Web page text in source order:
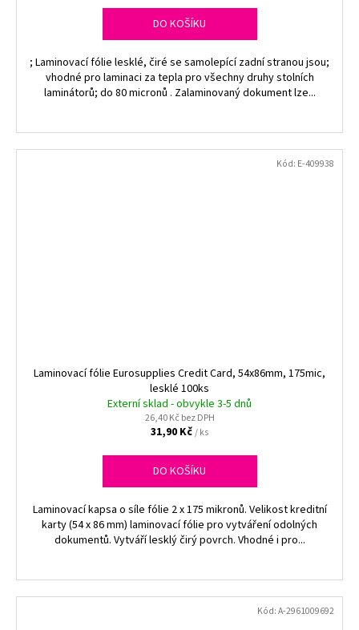
DO KOŠÍKU
; Laminovací fólie lesklé, čiré se samolepící zadní stranou jsou;
vhodné pro laminaci za tepla pro všechny druhy stolních
laminátorů; do 80 micronů . Zalaminovaný dokument lze...
Laminovací fólie Eurosupplies Credit Card, 54x86mm, 175mic,
lesklé 100ks
Externí sklad - obvykle 3-5 dnů
26,40 Kč bez DPH
31,90 Kč/ ks
DO KOŠÍKU
Laminovací kapsa o síle fólie 2 x 175 mikronů. Velikost kreditní
karty (54 x 86 mm) laminovací fólie pro vytváření odolných
dokumentů. Vytváří lesklý čirý povrch. Vhodné i pro...
Kód: E-409938
Kód:A-2961009692